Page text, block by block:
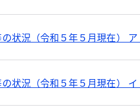
状況（令和５年５月現在） ア
状況（令和５年５月現在） イ